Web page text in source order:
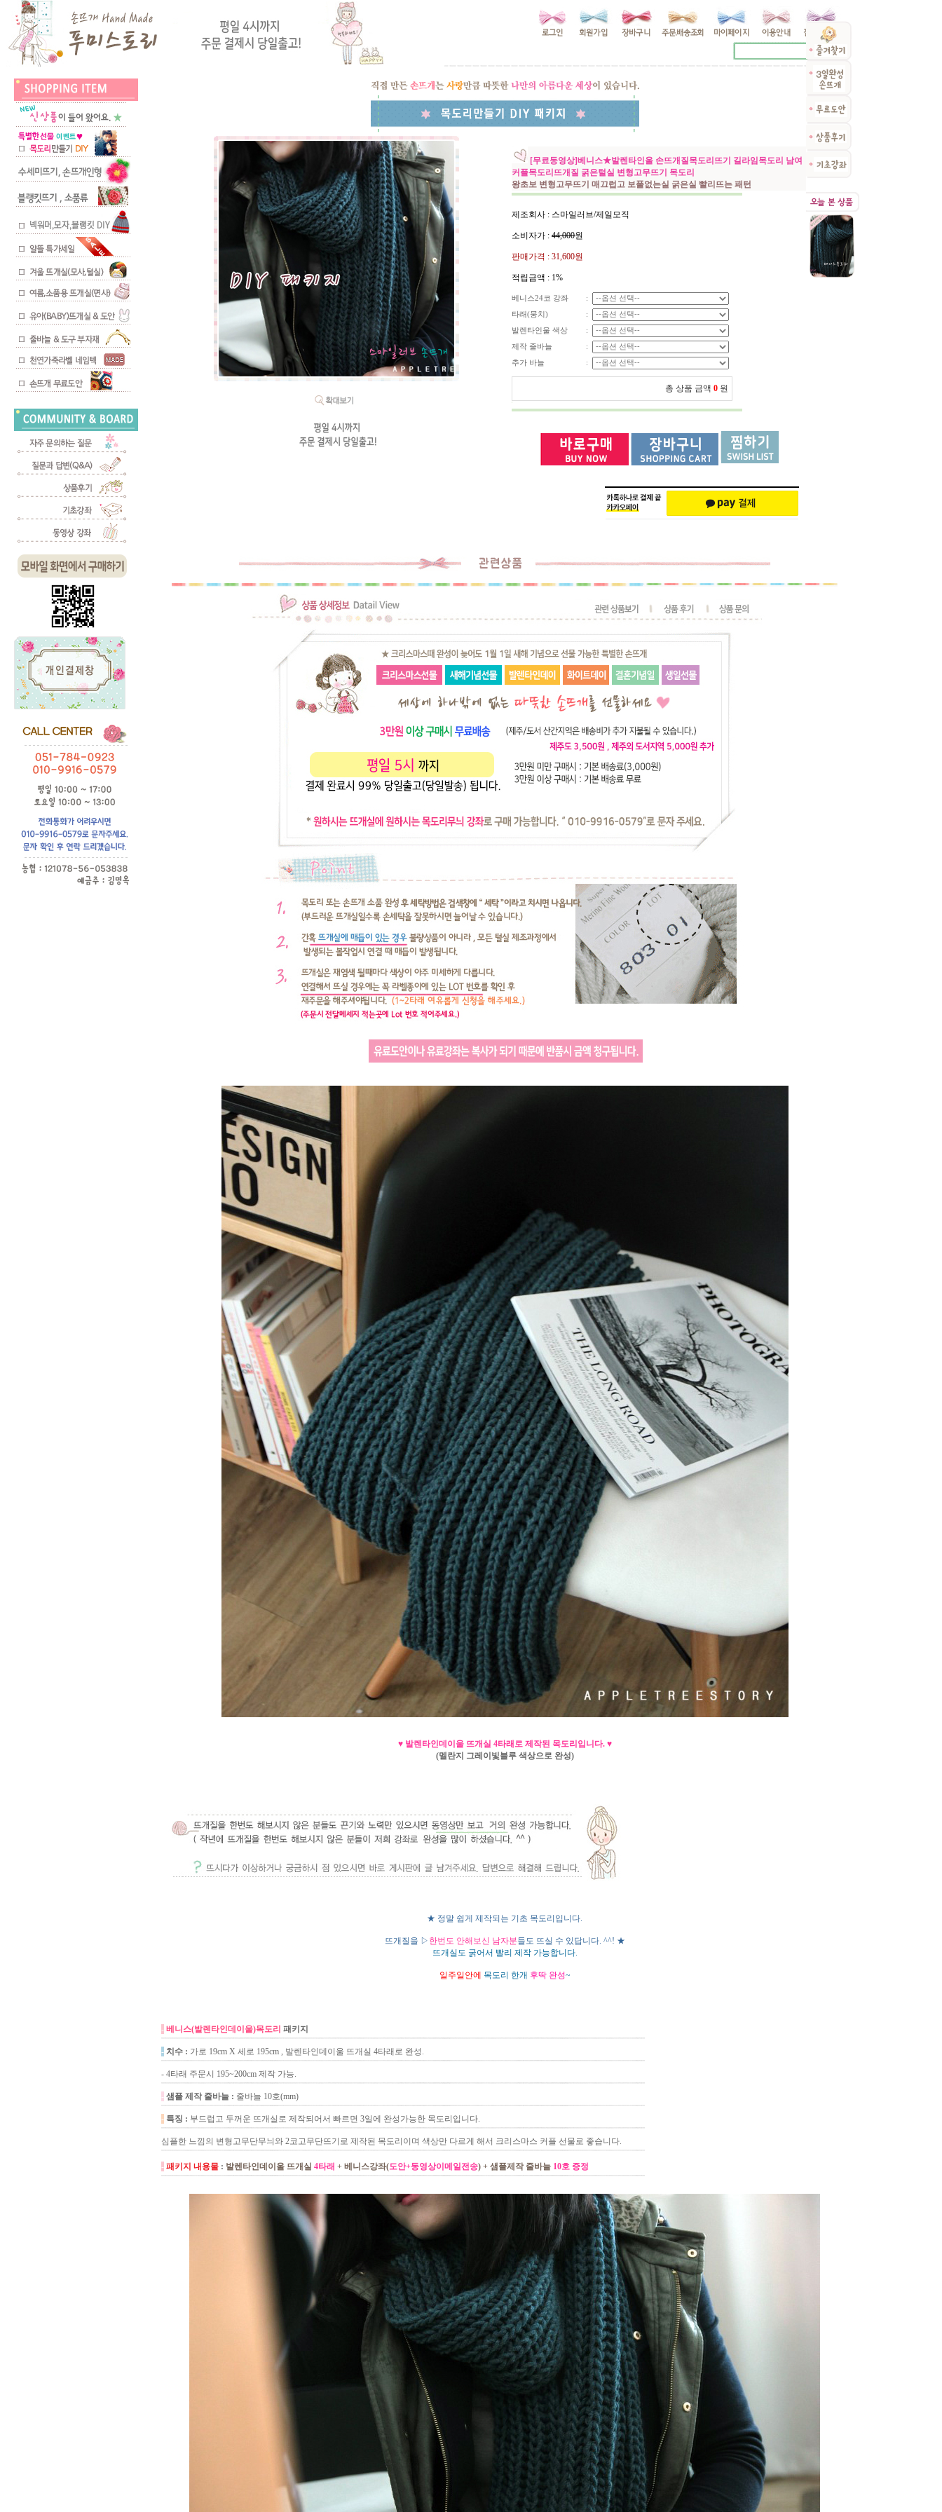
[무료동영상]베니스★발렌타인울 손뜨개질목도리뜨기 길라임목도리 남여
커플목도리뜨개질 굵은털실 변형고무뜨기 목도리
왕초보 변형고무뜨기 매끄럽고 보풀없는실 굵은실 빨리뜨는 패턴
제조회사 : 스마일러브/제일모직
소비자가 : 44,000원
판매가격 : 31,600원
적립금액 : 1%
베니스24코 강좌
:
타래(뭉치)
:
발렌타인울 색상
:
제작 줄바늘
:
추가 바늘
:
총 상품 금액 0 원
♥ 발렌타인데이울 뜨개실 4타래로 제작된 목도리입니다. ♥
(멜란지 그레이빛블루 색상으로 완성)
★ 정말 쉽게 제작되는 기초 목도리입니다.
뜨개질을 ▷ 한번도 안해보신 남자분들도 뜨실 수 있답니다. ^^! ★
뜨개실도 굵어서 빨리 제작 가능합니다.
일주일안에 목도리 한개 후딱 완성~
- 베니스(발렌타인데이울)목도리 패키지
- 치수 : 가로 19cm X 세로 195cm , 발렌타인데이울 뜨개실 4타래로 완성.
- 4타래 주문시 195~200cm 제작 가능.
- 샘플 제작 줄바늘 : 줄바늘 10호(mm)
- 특징 : 부드럽고 두꺼운 뜨개실로 제작되어서 빠르면 3일에 완성가능한 목도리입니다.
심플한 느낌의 변형고무단무늬와 2코고무단뜨기로 제작된 목도리이며 색상만 다르게 해서 크리스마스 커플 선물로 좋습니다.
- 패키지 내용물 : 발렌타인데이울 뜨개실 4타래 + 베니스강좌(도안+동영상이메일전송) + 샘플제작 줄바늘 10호 증정